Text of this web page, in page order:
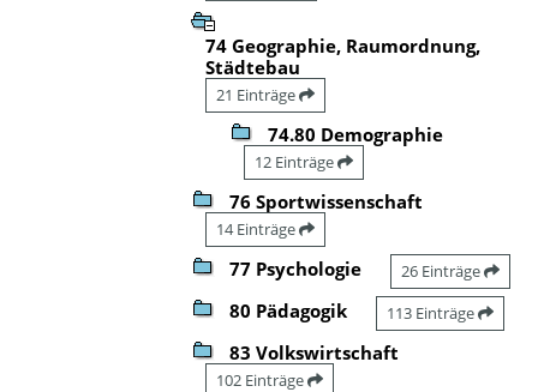
74 Geographie, Raumordnung,
Städtebau
21 Einträge
74.80 Demographie
12 Einträge
76 Sportwissenschaft
14 Einträge
77 Psychologie 26 Einträge
80 Pädagogik 113 Einträge
83 Volkswirtschaft
102 Einträge